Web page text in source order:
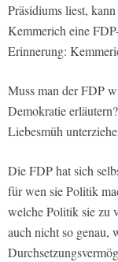
Präsidiums liest,
Kemmerich eine
Erinnerung:
Muss man der FDP
Demokratie
Liebesmüh
Die FDP hat sich
für wen sie Politik
welche Politik sie zu
auch nicht so genau,